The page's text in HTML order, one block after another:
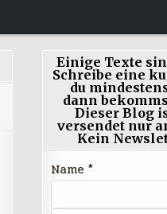
Einige Texte
Schreibe eine
du
dann
Dieser Blog
versendet nur
Kein
Name*